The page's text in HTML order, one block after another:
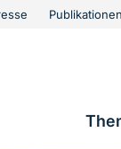
Publikationen